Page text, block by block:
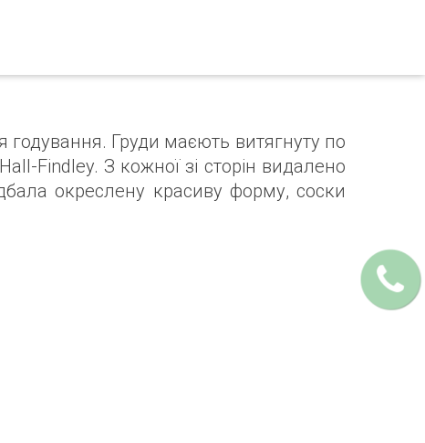
Груди маєють витягнуту по
Findley. З кожної зі сторін видалено
окреслену красиву форму, соски